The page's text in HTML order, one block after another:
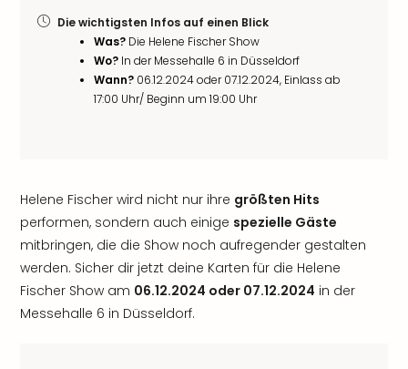
Die wichtigsten Infos auf einen Blick
Was? Die Helene Fischer Show
Wo? In der Messehalle 6 in Düsseldorf
Wann? 06.12.2024 oder 07.12.2024, Einlass ab
17:00 Uhr/ Beginn um 19:00 Uhr
Helene Fischer wird nicht nur ihre größten Hits
performen, sondern auch einige spezielle Gäste
mitbringen, die die Show noch aufregender gestalten
werden. Sicher dir jetzt deine Karten für die Helene
Fischer Show am 06.12.2024 oder 07.12.2024 in der
Messehalle 6 in Düsseldorf.